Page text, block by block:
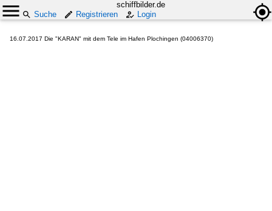
schiffbilder.de
Suche
Registrieren Login
16.07.2017 Die "KARAN" mit dem Tele im Hafen Plochingen (04006370)